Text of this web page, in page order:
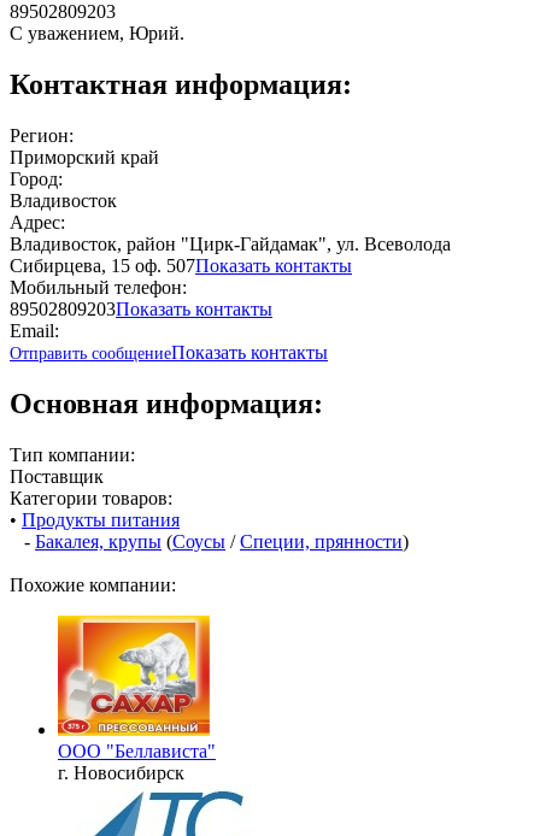
89502809203
С уважением, Юрий.
Контактная информация:
Регион:
Приморский край
Город:
Владивосток
Адрес:
Владивосток, район "Цирк-Гайдамак", ул. Всеволода
Сибирцева, 15 оф. 507Показать контакты
Мобильный телефон:
89502809203Показать контакты
Email:
Отправить сообщениеПоказать контакты
Основная информация:
Тип компании:
Поставщик
Категории товаров:
• Продукты питания
- Бакалея, крупы (Соусы /Специи, прянности)
Похожие компании:
ООО "Беллависта"
г. Новосибирск